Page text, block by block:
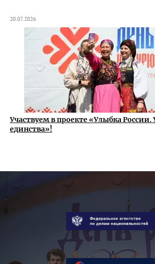
20.07.2026
Участвуем в проекте «Улыбка России.
единства»!